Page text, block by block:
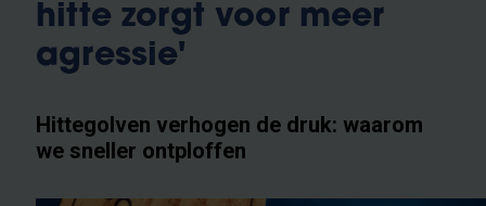
hitte zorgt voor meer
agressie'
Hittegolven verhogen de druk: waarom
we sneller ontploffen